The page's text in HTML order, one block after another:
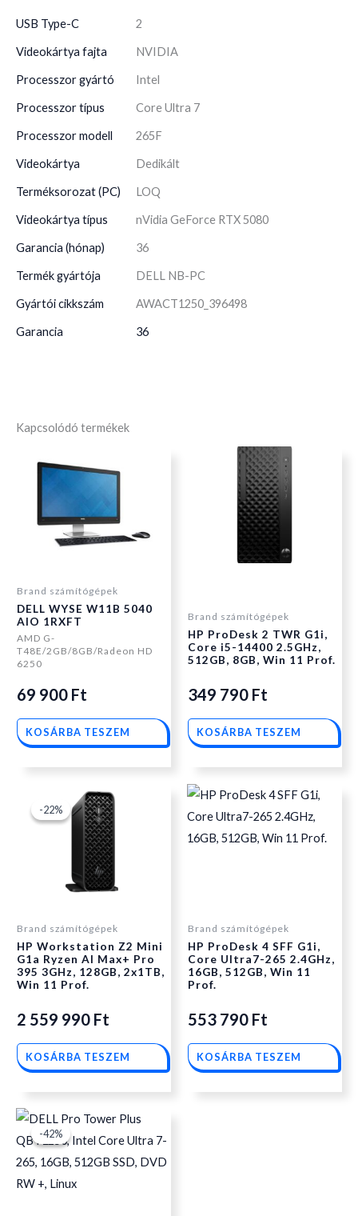
USB Type-C 2
Videokártya fajta NVIDIA
Processzor gyártó Intel
Processzor típus Core Ultra 7
Processzor modell 265F
Videokártya Dedikált
Terméksorozat (PC) LOQ
Videokártya típus nVidia GeForce RTX 5080
Garancia (hónap) 36
Termék gyártója DELL NB-PC
Gyártói cikkszám AWACT1250_396498
Garancia 36
Kapcsolódó termékek
Brand számítógépek
DELL WYSE W11B 5040
AIO 1RXFT
AMD G-
T48E/2GB/8GB/Radeon HD
6250
69 900 Ft
KOSÁRBA TESZEM
Brand számítógépek
HP ProDesk 2 TWR G1i,
Core i5-14400 2.5GHz,
512GB, 8GB, Win 11 Prof.
349 790 Ft
KOSÁRBA TESZEM
-22%
-22%
Brand számítógépek
HP Workstation Z2 Mini
G1a Ryzen AI Max+ Pro
395 3GHz, 128GB, 2x1TB,
Win 11 Prof.
Original
2
090 Ft.
2 559 990 Ft
Current
price
2
990 Ft.
KOSÁRBA TESZEM
Brand számítógépek
HP ProDesk 4 SFF G1i,
Core Ultra7-265 2.4GHz,
16GB, 512GB, Win 11
Prof.
553 790 Ft
KOSÁRBA TESZEM
-42%
-42%
Original
price
Current